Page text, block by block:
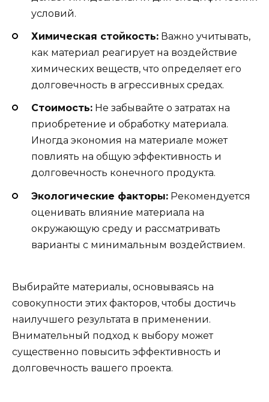
условий.
Химическая стойкость: Важно учитывать,
как материал реагирует на воздействие
химических веществ, что определяет его
долговечность в агрессивных средах.
Стоимость: Не забывайте о затратах на
приобретение и обработку материала.
Иногда экономия на материале может
повлиять на общую эффективность и
долговечность конечного продукта.
Экологические факторы: Рекомендуется
оценивать влияние материала на
окружающую среду и рассматривать
варианты с минимальным воздействием.
Выбирайте материалы, основываясь на
совокупности этих факторов, чтобы достичь
наилучшего результата в применении.
Внимательный подход к выбору может
существенно повысить эффективность и
долговечность вашего проекта.